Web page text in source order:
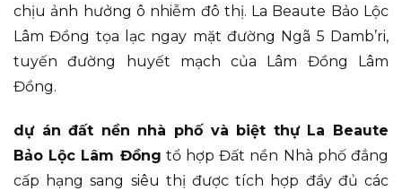
chịu ảnh hưởng ô nhiễm đô thị. La Beaute Bảo Lộc
Lâm Đồng tọa lạc ngay mặt đường Ngã 5 Damb’ri,
tuyến đường huyết mạch của Lâm Đồng Lâm
Đồng.
dự án đất nền nhà phố và biệt thự La Beaute
Bảo Lộc Lâm Đồng tổ hợp Đất nền Nhà phố đẳng
cấp hạng sang siêu thị được tích hợp đầy đủ các